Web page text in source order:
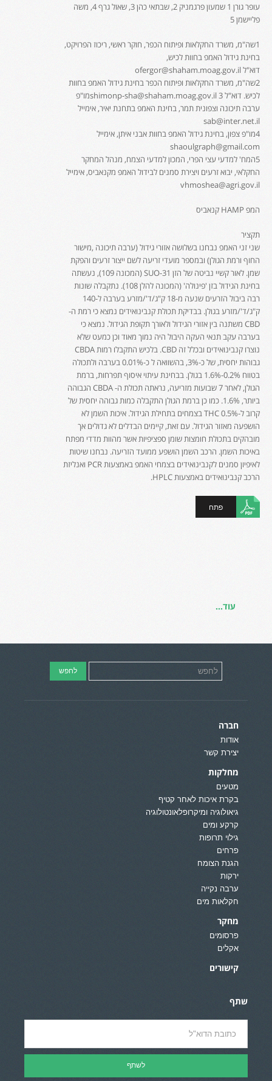
עופר גורן 1 שמעון פרגמניק 2, שבתאי כהן 3, שאול גרף 4, משה
פליישמן 5
1שה"מ, משרד החקלאות ופיתוח הכפר, חוקר ראשי, ריכוז הפרויקט,
בחינת גידול האמפ בחוות לכיש,
דוא"ל ofergor@shaham.moag.gov.il
2שה"מ, משרד החקלאות ופיתוח הכפר בחינת גידול האמפ בחוות
לכיש. דוא"ל shimonp-sha@shaham.moag.gov.il 3מו"פ
ערבה תיכונה וצפונית תמר, בחינת האמפ בתחנת יאיר, אימייל
sab@inter.net.il
4מו"פ צפון, בחינת גידול האמפ בחוות אבני איתן, אימייל
shaoulgraph@gmail.com
5המח' למדעי עצי הפרי, המכון למדעי הצמח, מנהל המחקר
החקלאי, יבוא זרעים ויצירת סמנים לבידול האמפ מקנאביס, אימייל
vhmoshea@agri.gov.il
המפ HAMP קנאביס
תקציר
שני זני האמפ נבחנו בשלושה אזורי גידול (ערבה תיכונה ,מישור
החוף ורמת הגולן) ובמספר מועדי זריעה לשם ייצור זרעים והפקת
שמן. לאור קשיי נביטה של הזן SUO-31 (המכונה 109), נעשתה
בחינת הגידול בזן 'פינולה' (המכונה להלן 108). נתקבלה שונות
רבה ביבול הזרעים שנעה מ-18 ק"ג/ד'/מזרע בערבה ל-140
ק"ג/ד'/מזרע בגולן. בבדיקת תכולת קנבינואידים נמצא כי רמת ה-
CBD משתנה בין אזורי הגידול ולאורך תקופת הגידול. נמצא כי
בערבה עקב תנאי העקה היבול היה נמוך מאוד וכן כמעט שלא
נוצרו קנבינואידים ובכלל זה CBD. בלכיש התקבלו רמות CBDA
גבוהות יחסית, של כ-3%, בהשוואה ל כ-0.01% בערבה ולתכולה
בטווח 0.2%-1.6% בגולן. בבחינת עיתוי איסוף תפרחות, ברמת
הגולן, לאחר 7 שבועות מזריעה, נראתה תכולת ה- CBDA הגבוהה
ביותר, 1.6%. כמו כן ברמת הגולן התקבלה כמות גבוהה יחסית של
קרוב ל-0.5% THC בצמחים בתחילת הגידול. איכות השמן לא
הושפעה מאזור הגידול. עם זאת, קיימים הבדלים לא גדולים אך
מובהקים בתכולת חומצות שומן ספציפיות אשר מהוות מדדי מפתח
באיכות השמן. הרכב השמן הושפע ממועד הזריעה. נבחנו שיטות
לאיפיון סמנים לקנבינואידים בצמחי האמפ באמצעות PCR ואנליזת
הרכב קנבינואידים באמצעות HPLC.
פתח
עוד...
חברה
אודות
יצירת קשר
מחלקות
מטעים
בקרת איכות לאחר קטיף
גיאולוגיה ומיקרופלאונטולוגיה
קרקע ומים
גילוי תרופות
פרחים
הגנת הצומח
ירקות
ערבה נקייה
חקלאות מים
מחקר
פרסומים
אקלים
קישורים
שתף